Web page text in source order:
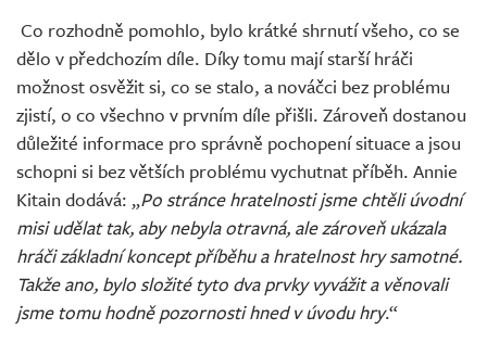
Co rozhodně pomohlo, bylo krátké shrnutí všeho, co se
dělo v předchozím díle. Díky tomu mají starší hráči
možnost osvěžit si, co se stalo, a nováčci bez problému
zjistí, o co všechno v prvním díle přišli. Zároveň dostanou
důležité informace pro správně pochopení situace a jsou
schopni si bez větších problému vychutnat příběh. Annie
Kitain dodává: „Po stránce hratelnosti jsme chtěli úvodní
misi udělat tak, aby nebyla otravná, ale zároveň ukázala
hráči základní koncept příběhu a hratelnost hry samotné.
Takže ano, bylo složité tyto dva prvky vyvážit a věnovali
jsme tomu hodně pozornosti hned v úvodu hry.“